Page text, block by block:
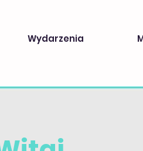
Wydarzenia